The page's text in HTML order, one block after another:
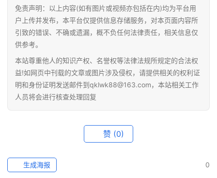
首
页
行
情
快
百
免责声明：以上内容(如有图片或视频亦包括在内)均为平台用
户上传并发布，本平台仅提供信息存储服务，对本页面内容所
引致的错误、不确或遗漏，概不负任何法律责任，相关信息仅
供参考。
本站尊重他人的知识产权、名誉权等法律法规所规定的合法权
益!如网页中刊载的文章或图片涉及侵权，请提供相关的权利证
明和身份证明发送邮件到qklwk88@163.com，本站相关工作
人员将会进行核查处理回复
赞 (0)
0
生成海报